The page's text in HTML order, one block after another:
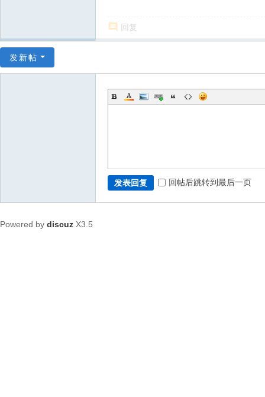
回复
发新帖
发表回复 回帖后跳转到最后一页
Powered by discuz X3.5